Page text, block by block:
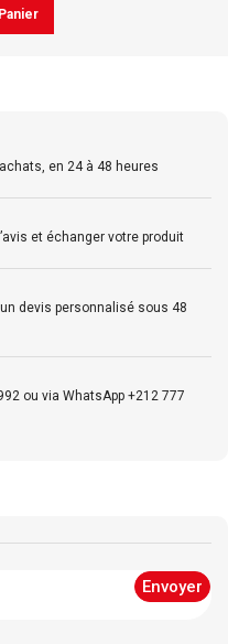
en 24 à 48 heures
et échanger votre produit
devis personnalisé sous 48
ou via WhatsApp +212 777